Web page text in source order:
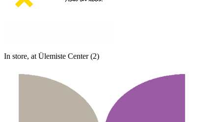
In store, at Ülemiste Center (2)